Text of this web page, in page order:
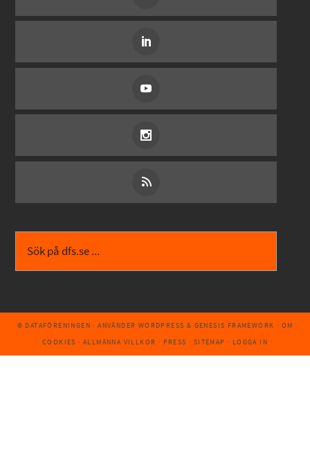
© DATAFÖRENINGEN · ANVÄNDER WORDPRESS & GENESIS FRAMEWORK · OM
COOKIES · ALLMÄNNA VILLKOR · PRESS · SITEMAP · LOGGA IN